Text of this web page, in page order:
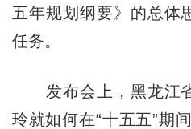
五年规划纲要》的总体
任务。
发布会上，黑龙江
玲就如何在“十五五”期